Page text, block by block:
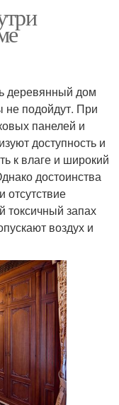
деревянный дом
не подойдут. При
панелей и
доступность и
к влаге и широкий
достоинства
отсутствие
токсичный запах
воздух и